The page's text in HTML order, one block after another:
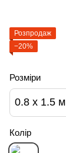
Розпродаж
−20%
Розміри
0.8 х 1.5 м
Колір